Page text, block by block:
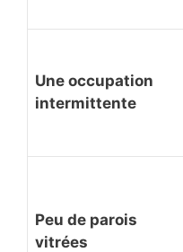
Une occupation
intermittente
Peu de parois
vitrées